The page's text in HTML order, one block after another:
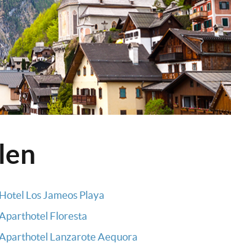
Hotel Los Jameos Playa
Floresta
Lanzarote Aequora